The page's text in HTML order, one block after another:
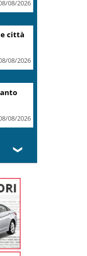
08/2026
nidi
08/2026
08/2026
❯